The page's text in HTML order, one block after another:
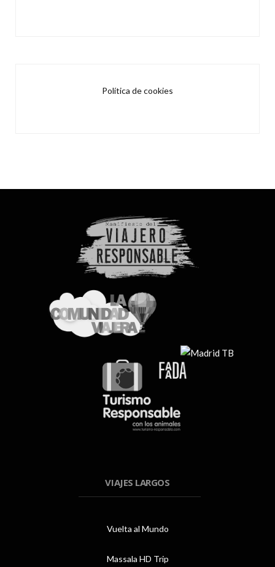
Política de cookies
VIAJES LARGOS
Vuelta al Mundo
Massala HD Trip